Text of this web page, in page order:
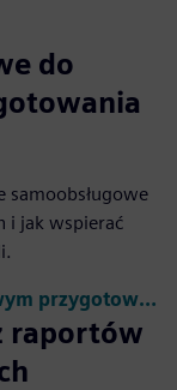
do
samoobsługowe
i jak wspierać
Dowiedz się więcej o samoobsługowym przygotowaniu danych
raportów